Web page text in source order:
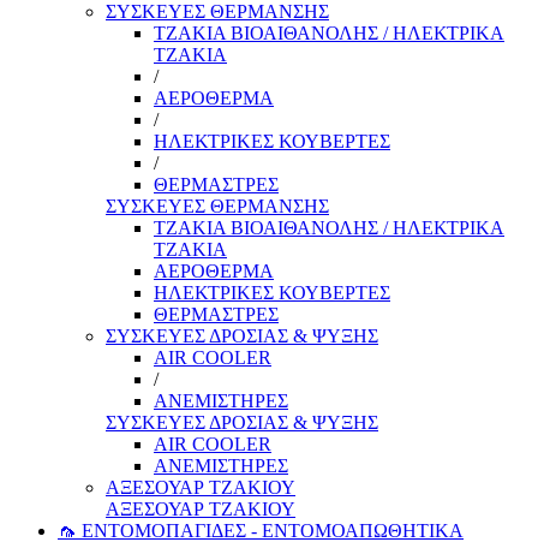
ΣΥΣΚΕΥΕΣ ΘΕΡΜΑΝΣΗΣ
ΤΖΑΚΙΑ ΒΙΟΑΙΘΑΝΟΛΗΣ / ΗΛΕΚΤΡΙΚΑ
ΤΖΑΚΙΑ
/
ΑΕΡΟΘΕΡΜΑ
/
ΗΛΕΚΤΡΙΚΕΣ ΚΟΥΒΕΡΤΕΣ
/
ΘΕΡΜΑΣΤΡΕΣ
ΣΥΣΚΕΥΕΣ ΘΕΡΜΑΝΣΗΣ
ΤΖΑΚΙΑ ΒΙΟΑΙΘΑΝΟΛΗΣ / ΗΛΕΚΤΡΙΚΑ
ΤΖΑΚΙΑ
ΑΕΡΟΘΕΡΜΑ
ΗΛΕΚΤΡΙΚΕΣ ΚΟΥΒΕΡΤΕΣ
ΘΕΡΜΑΣΤΡΕΣ
ΣΥΣΚΕΥΕΣ ΔΡΟΣΙΑΣ & ΨΥΞΗΣ
AIR COOLER
/
ΑΝΕΜΙΣΤΗΡΕΣ
ΣΥΣΚΕΥΕΣ ΔΡΟΣΙΑΣ & ΨΥΞΗΣ
AIR COOLER
ΑΝΕΜΙΣΤΗΡΕΣ
ΑΞΕΣΟΥΑΡ ΤΖΑΚΙΟΥ
ΑΞΕΣΟΥΑΡ ΤΖΑΚΙΟΥ
🦟 ΕΝΤΟΜΟΠΑΓΙΔΕΣ - ΕΝΤΟΜΟΑΠΩΘΗΤΙΚΑ